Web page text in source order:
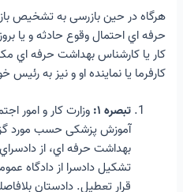
هرگاه در حین بازرسی به تشخیص
حرفه اي احتمال وقوع حادثه و یا
کار یا کارشناس بهداشت حرفه اي
کارفرما یا نماینده او و نیز به
تبصره ۱:
وزارت کار و امور
آموزش پزشکی حسب مورد
بهداشت حرفه اي، از
تشکیل دادسرا از دادگاه
قرار تعطیل. دادستان